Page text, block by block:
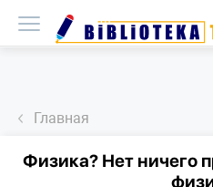
Главная
Физика? Нет ничего